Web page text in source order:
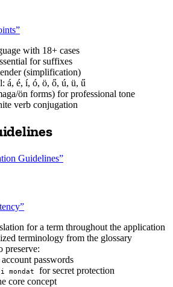
with 18+ cases
for suffixes
(simplification)
á, é, í, ó, ö, ő, ú, ü, ű
ön forms) for professional tone
verb conjugation
Guidelines”
for a term throughout the application
terminology from the glossary
preserve:
passwords
mondat for secret protection
core concept